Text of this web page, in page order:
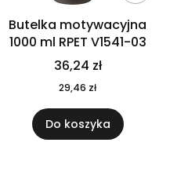
Butelka motywacyjna
1000 ml RPET V1541-03
36,24 zł
29,46 zł
Do koszyka